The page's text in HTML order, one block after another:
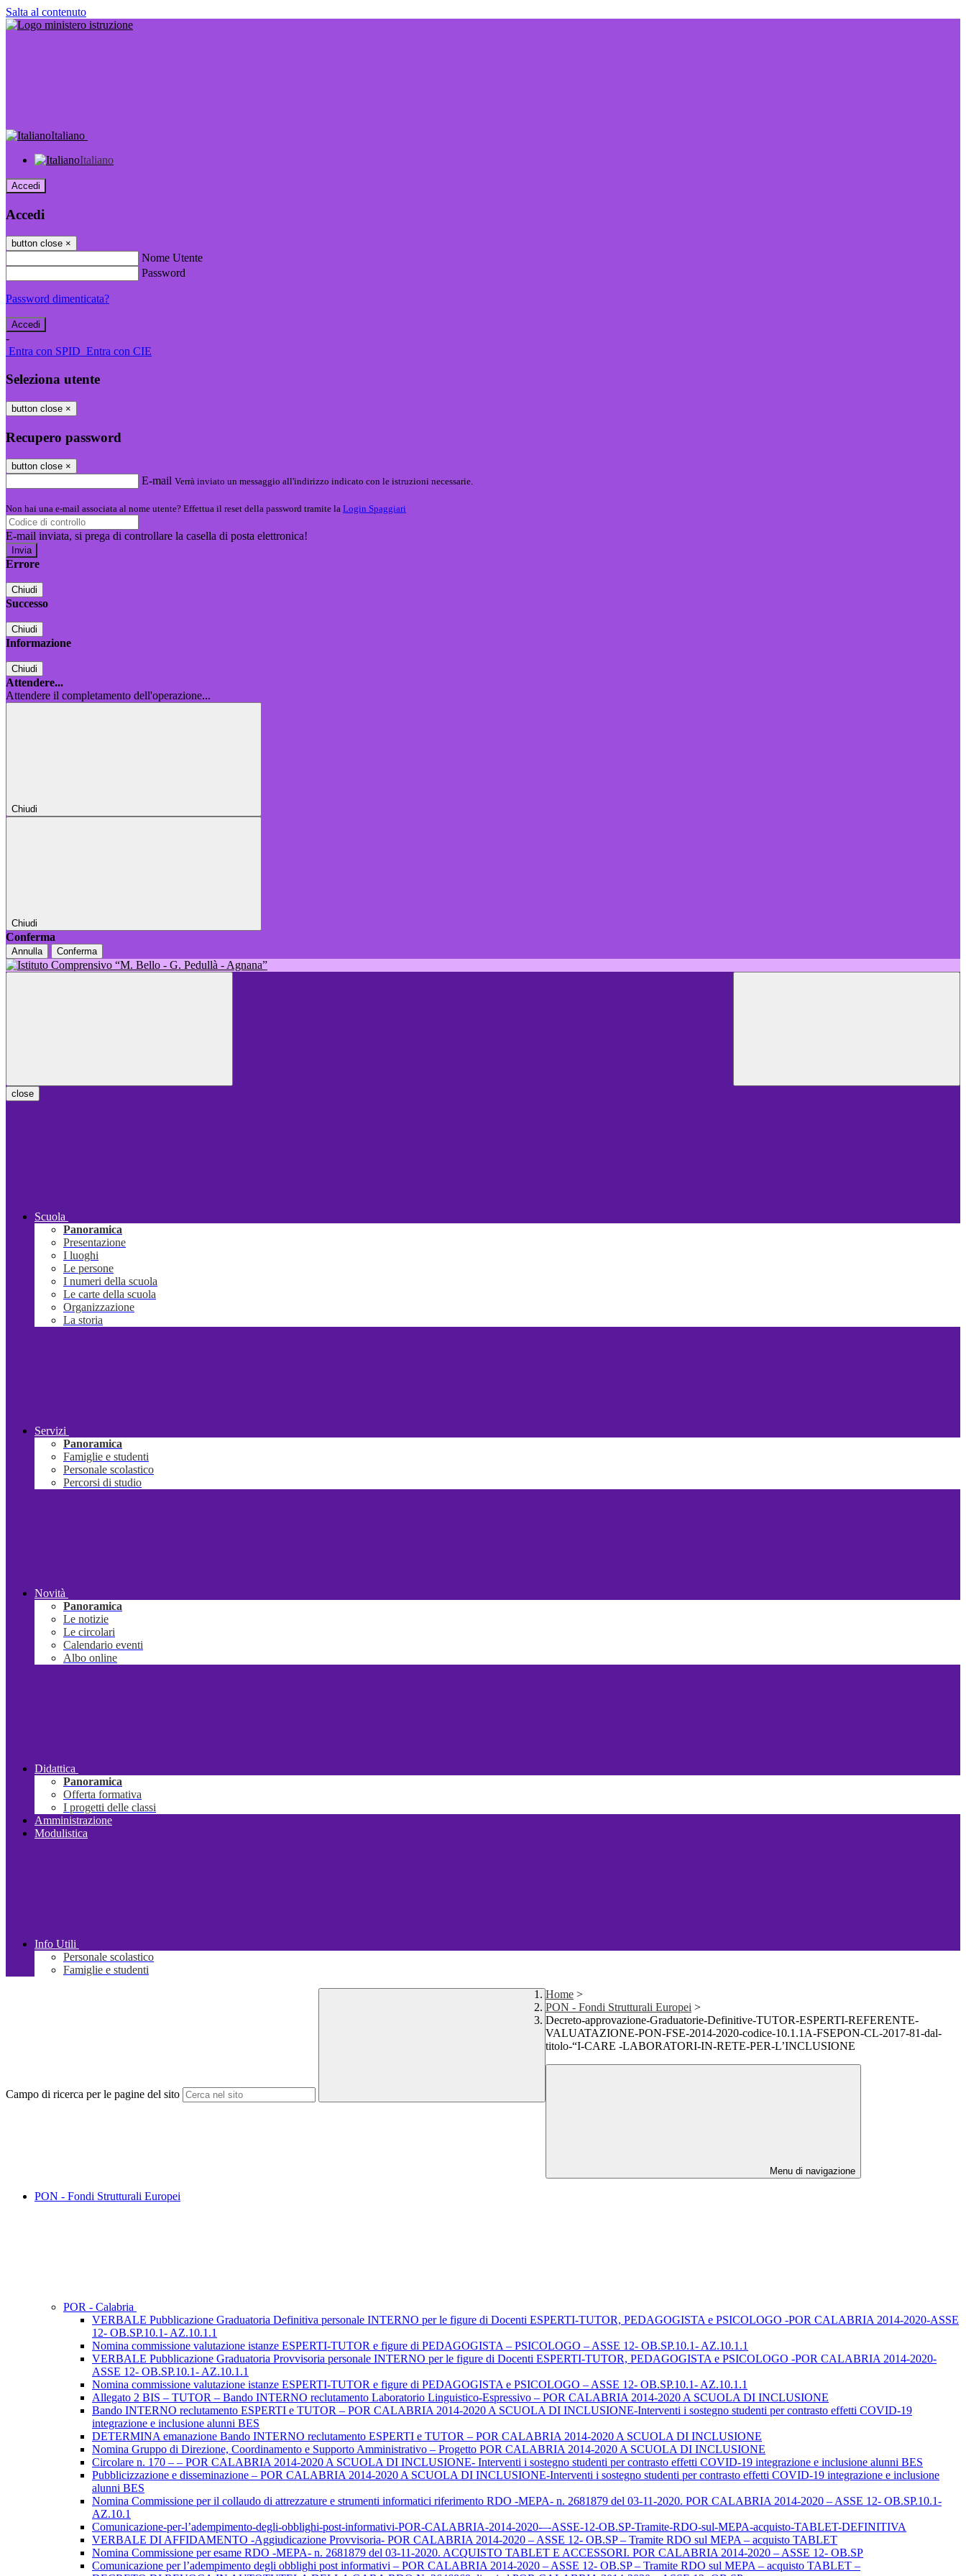
Salta al contenuto
Italiano
Italiano
Accedi
Accedi
button close ×
Nome Utente
Password
Password dimenticata?
-
Entra con SPID Entra con CIE
Seleziona utente
button close ×
Recupero password
button close ×
E-mail Verrà inviato un messaggio all'indirizzo indicato con le istruzioni necessarie.
Non hai una e-mail associata al nome utente? Effettua il reset della password tramite la Login Spaggiari
E-mail inviata, si prega di controllare la casella di posta elettronica!
Errore
Chiudi
Successo
Chiudi
Informazione
Chiudi
Attendere...
Attendere il completamento dell'operazione...
Chiudi
Chiudi
Conferma
Annulla Conferma
close
Scuola
Panoramica
Presentazione
I luoghi
Le persone
I numeri della scuola
Le carte della scuola
Organizzazione
La storia
Servizi
Panoramica
Famiglie e studenti
Personale scolastico
Percorsi di studio
Novità
Panoramica
Le notizie
Le circolari
Calendario eventi
Albo online
Didattica
Panoramica
Offerta formativa
I progetti delle classi
Amministrazione
Modulistica
Info Utili
Personale scolastico
Famiglie e studenti
Campo di ricerca per le pagine del sito
Home >
PON - Fondi Strutturali Europei >
Decreto-approvazione-Graduatorie-Definitive-TUTOR-ESPERTI-REFERENTE-
VALUATAZIONE-PON-FSE-2014-2020-codice-10.1.1A-FSEPON-CL-2017-81-dal-
titolo-“I-CARE -LABORATORI-IN-RETE-PER-L’INCLUSIONE
Menu di navigazione
PON - Fondi Strutturali Europei
POR - Calabria
VERBALE Pubblicazione Graduatoria Definitiva personale INTERNO per le figure di Docenti ESPERTI-TUTOR, PEDAGOGISTA e PSICOLOGO -POR CALABRIA 2014-2020-ASSE
12- OB.SP.10.1- AZ.10.1.1
Nomina commissione valutazione istanze ESPERTI-TUTOR e figure di PEDAGOGISTA – PSICOLOGO – ASSE 12- OB.SP.10.1- AZ.10.1.1
VERBALE Pubblicazione Graduatoria Provvisoria personale INTERNO per le figure di Docenti ESPERTI-TUTOR, PEDAGOGISTA e PSICOLOGO -POR CALABRIA 2014-2020-
ASSE 12- OB.SP.10.1- AZ.10.1.1
Nomina commissione valutazione istanze ESPERTI-TUTOR e figure di PEDAGOGISTA e PSICOLOGO – ASSE 12- OB.SP.10.1- AZ.10.1.1
Allegato 2 BIS – TUTOR – Bando INTERNO reclutamento Laboratorio Linguistico-Espressivo – POR CALABRIA 2014-2020 A SCUOLA DI INCLUSIONE
Bando INTERNO reclutamento ESPERTI e TUTOR – POR CALABRIA 2014-2020 A SCUOLA DI INCLUSIONE-Interventi i sostegno studenti per contrasto effetti COVID-19
integrazione e inclusione alunni BES
DETERMINA emanazione Bando INTERNO reclutamento ESPERTI e TUTOR – POR CALABRIA 2014-2020 A SCUOLA DI INCLUSIONE
Nomina Gruppo di Direzione, Coordinamento e Supporto Amministrativo – Progetto POR CALABRIA 2014-2020 A SCUOLA DI INCLUSIONE
Circolare n. 170 – – POR CALABRIA 2014-2020 A SCUOLA DI INCLUSIONE- Interventi i sostegno studenti per contrasto effetti COVID-19 integrazione e inclusione alunni BES
Pubblicizzazione e disseminazione – POR CALABRIA 2014-2020 A SCUOLA DI INCLUSIONE-Interventi i sostegno studenti per contrasto effetti COVID-19 integrazione e inclusione
alunni BES
Nomina Commissione per il collaudo di attrezzature e strumenti informatici riferimento RDO -MEPA- n. 2681879 del 03-11-2020. POR CALABRIA 2014-2020 – ASSE 12- OB.SP.10.1-
AZ.10.1
Comunicazione-per-l’adempimento-degli-obblighi-post-informativi-POR-CALABRIA-2014-2020-–-ASSE-12-OB.SP-Tramite-RDO-sul-MEPA-acquisto-TABLET-DEFINITIVA
VERBALE DI AFFIDAMENTO -Aggiudicazione Provvisoria- POR CALABRIA 2014-2020 – ASSE 12- OB.SP – Tramite RDO sul MEPA – acquisto TABLET
Nomina Commissione per esame RDO -MEPA- n. 2681879 del 03-11-2020. ACQUISTO TABLET E ACCESSORI. POR CALABRIA 2014-2020 – ASSE 12- OB.SP
Comunicazione per l’adempimento degli obblighi post informativi – POR CALABRIA 2014-2020 – ASSE 12- OB.SP – Tramite RDO sul MEPA – acquisto TABLET –